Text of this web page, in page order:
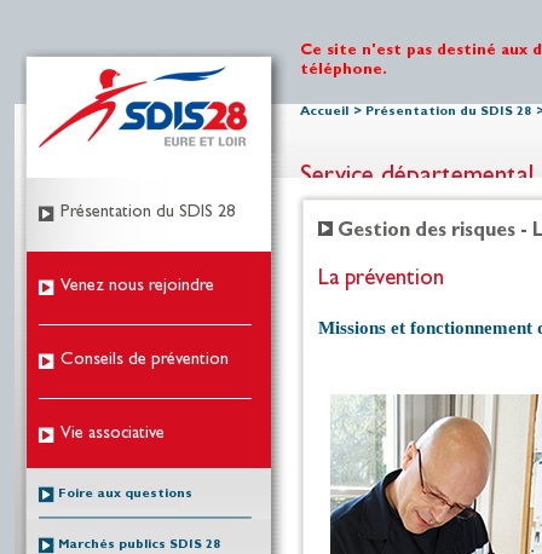
Présentation du SDIS 28
Venez nous rejoindre
Conseils de prévention
Vie associative
Foire aux questions
Marchés publics SDIS 28
Ce site n'est pas destiné aux
téléphone.
Accueil > Présentation du SDIS 28
Service
Gestion des risques -
La prévention
Missions et fonctionnement